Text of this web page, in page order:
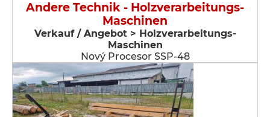
Andere Technik - Holzverarbeitungs-
Maschinen
Verkauf / Angebot > Holzverarbeitungs-
Maschinen
Nový Procesor SSP-48